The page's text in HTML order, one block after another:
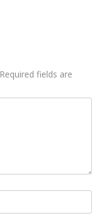
Required fields are